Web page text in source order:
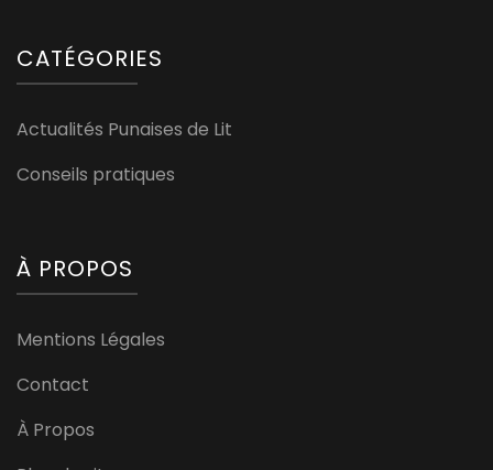
CATÉGORIES
Actualités Punaises de Lit
Conseils pratiques
À PROPOS
Mentions Légales
Contact
À Propos